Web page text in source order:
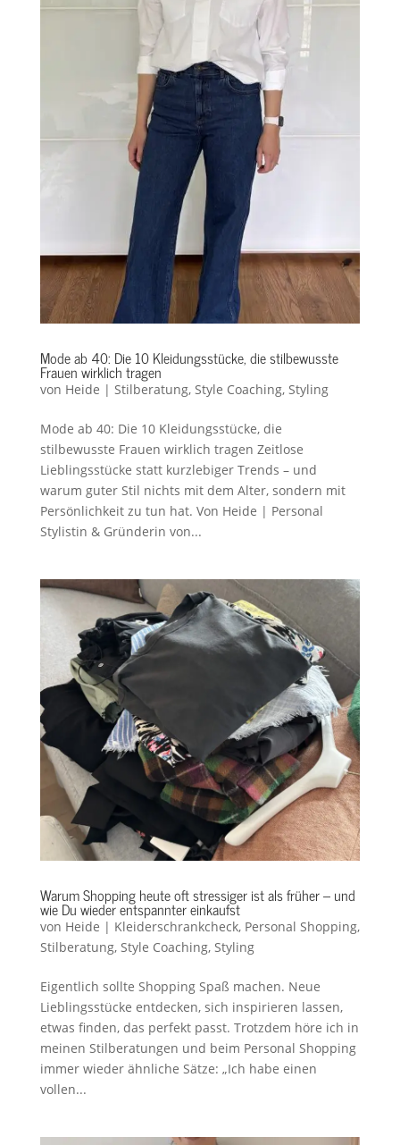
Mode ab 40: Die 10 Kleidungsstücke, die stilbewusste
Frauen wirklich tragen
von Heide | Stilberatung, Style Coaching, Styling
Mode ab 40: Die 10 Kleidungsstücke, die
stilbewusste Frauen wirklich tragen Zeitlose
Lieblingsstücke statt kurzlebiger Trends – und
warum guter Stil nichts mit dem Alter, sondern mit
Persönlichkeit zu tun hat. Von Heide | Personal
Stylistin & Gründerin von...
Warum Shopping heute oft stressiger ist als früher – und
wie Du wieder entspannter einkaufst
von Heide | Kleiderschrankcheck, Personal Shopping,
Stilberatung, Style Coaching, Styling
Eigentlich sollte Shopping Spaß machen. Neue
Lieblingsstücke entdecken, sich inspirieren lassen,
etwas finden, das perfekt passt. Trotzdem höre ich in
meinen Stilberatungen und beim Personal Shopping
immer wieder ähnliche Sätze: „Ich habe einen
vollen...